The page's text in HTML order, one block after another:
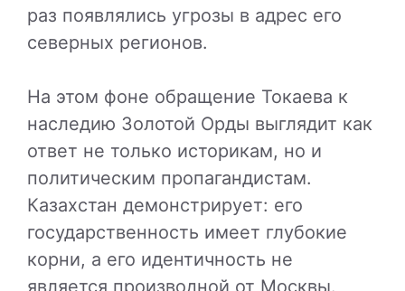
раз появлялись угрозы в адрес его
северных регионов.
На этом фоне обращение Токаева к
наследию Золотой Орды выглядит как
ответ не только историкам, но и
политическим пропагандистам.
Казахстан демонстрирует: его
государственность имеет глубокие
корни, а его идентичность не
является производной от Москвы.